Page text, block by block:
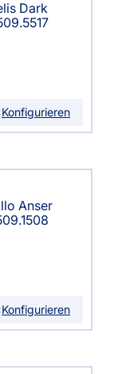
Dark
Konfigurieren
Anser
Konfigurieren